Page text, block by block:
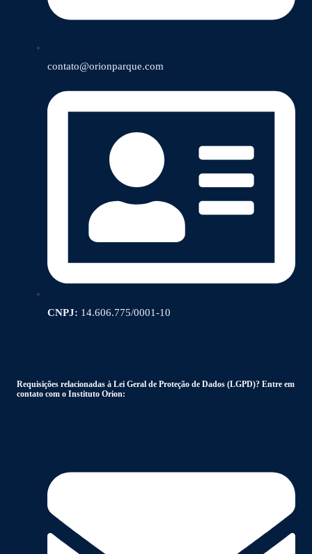
contato@orionparque.com
CNPJ: 14.606.775/0001-10
Requisições relacionadas à Lei Geral de Proteção de Dados (LGPD)? Entre em
contato com o Instituto Orion: